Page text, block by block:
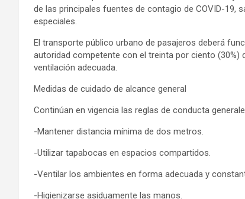
de las principales fuentes de contagio de COVID-19,
especiales.
El transporte público urbano de pasajeros deberá
autoridad competente con el treinta por ciento (30%)
ventilación adecuada.
Medidas de cuidado de alcance general
Continúan en vigencia las reglas de conducta
-Mantener distancia mínima de dos metros.
-Utilizar tapabocas en espacios compartidos.
-Ventilar los ambientes en forma adecuada y
-Higienizarse asiduamente las manos.